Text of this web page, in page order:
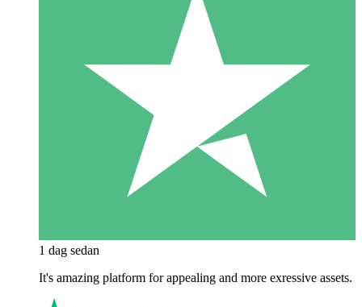
1 dag sedan
It's amazing platform for appealing and more exressive assets.